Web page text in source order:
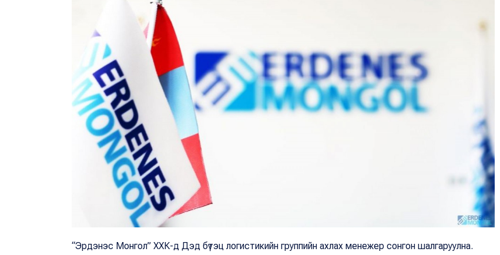
“Эрдэнэс Монгол” ХХК-д Дэд бүтэц логистикийн группийн ахлах менежер сонгон шалгаруулна.